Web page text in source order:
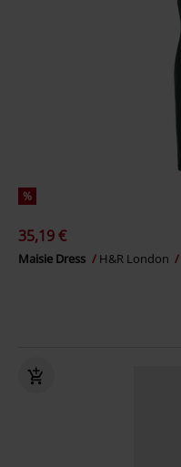
%
35,19 €
Maisie Dress H&R London